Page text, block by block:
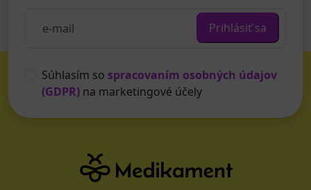
Prihlásiť sa
Súhlasím so spracovaním osobných údajov
(GDPR) na marketingové účely